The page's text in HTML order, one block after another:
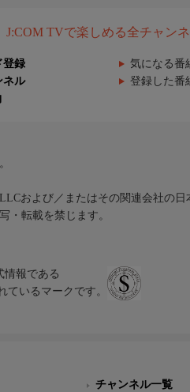
J:COM TVで楽しめる全チャン
登録 気になる番
ネル 登録した番
および／またはその関連会社の
・転載を禁じます。
情報である
ているマークです。
チャンネル一覧